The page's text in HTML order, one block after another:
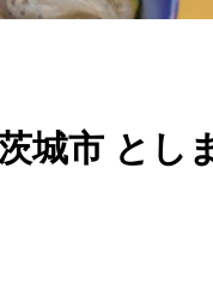
城市 とし